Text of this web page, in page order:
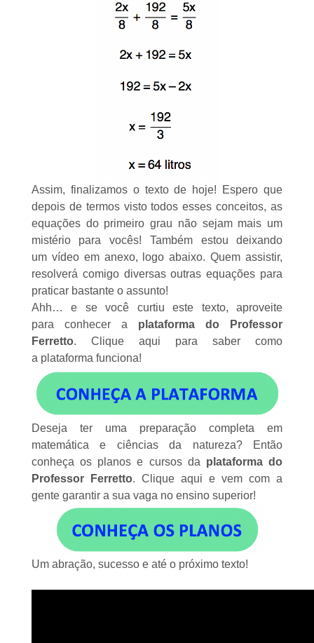
Assim, finalizamos o texto de hoje! Espero que
depois de termos visto todos esses conceitos, as
equações do primeiro grau não sejam mais um
mistério para vocês! Também estou deixando
um vídeo em anexo, logo abaixo. Quem assistir,
resolverá comigo diversas outras equações para
praticar bastante o assunto!
Ahh… e se você curtiu este texto, aproveite
para conhecer a plataforma do Professor
Ferretto. Clique aqui para saber como
a plataforma funciona!
Deseja ter uma preparação completa em
matemática e ciências da natureza? Então
conheça os planos e cursos da plataforma do
Professor Ferretto. Clique aqui e vem com a
gente garantir a sua vaga no ensino superior!
Um abração, sucesso e até o próximo texto!